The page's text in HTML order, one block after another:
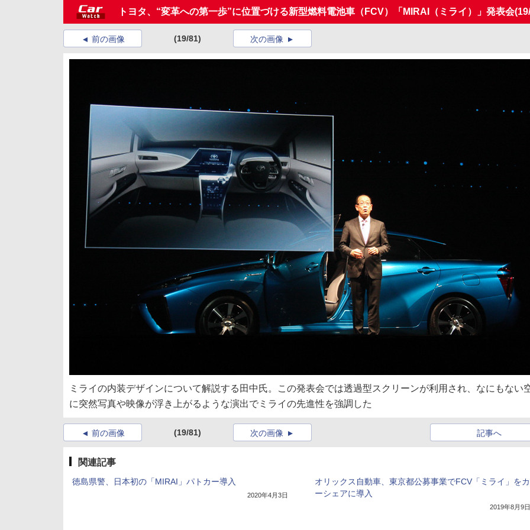
トヨタ、“変革への第一歩”に位置づける新型燃料電池車（FCV）「MIRAI（ミライ）」発表会
前の画像 (19/81) 次の画像
ミライの内装デザインについて解説する田中氏。この発表会では透過型スクリーンが利用され、なにもない
に突然写真や映像が浮き上がるような演出でミライの先進性を強調した
前の画像 (19/81) 記事へ
次の画像
関連記事
徳島県警、日本初の「MIRAI」パトカー導入
2020年4月3日
オリックス自動車、東京都公募事業でFCV「ミライ」をカ
ーシェアに導入
2019年8月9日